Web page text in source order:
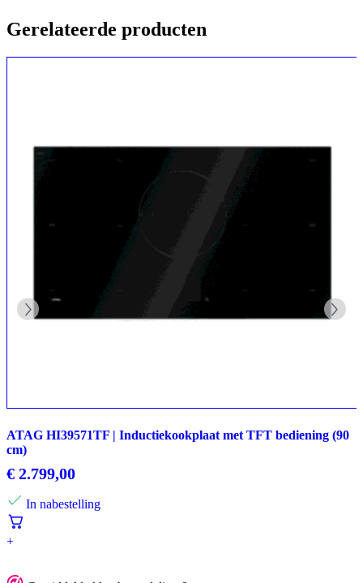
Gerelateerde producten
ATAG HI39571TF | Inductiekookplaat met TFT bediening (90
cm)
€ 2.799,00
In nabestelling
+